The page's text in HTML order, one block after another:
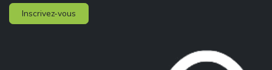
Inscrivez-vous